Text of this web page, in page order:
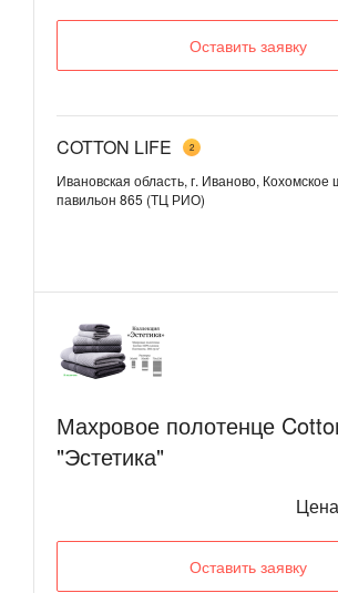
Оставить заявку
COTTON LIFE 2
Ивановская область, г. Иваново, Кохомское
павильон 865 (ТЦ РИО)
Махровое полотенце
"Эстетика"
Оставить заявку